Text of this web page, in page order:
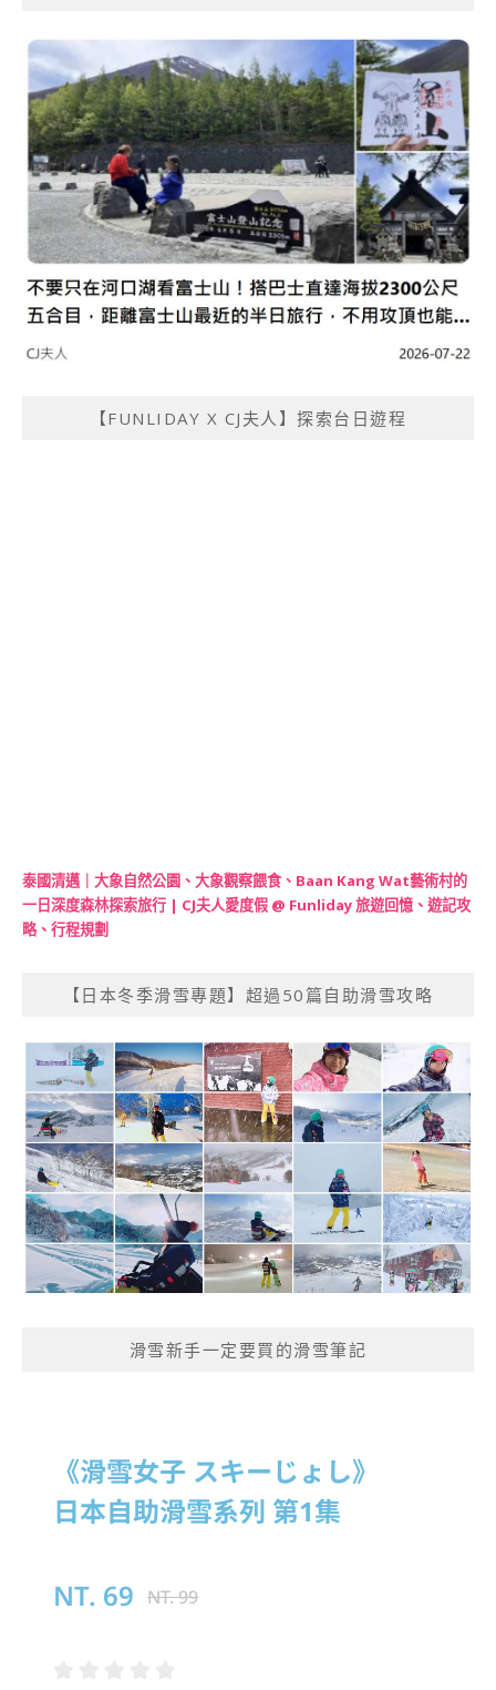
【FUNLIDAY X CJ夫人】探索台日遊程
泰國清邁｜大象自然公園、大象觀察餵食、Baan Kang Wat藝術村的
一日深度森林探索旅行 | CJ夫人愛度假 @ Funliday 旅遊回憶、遊記攻
略、行程規劃
【日本冬季滑雪專題】超過50篇自助滑雪攻略
滑雪新手一定要買的滑雪筆記